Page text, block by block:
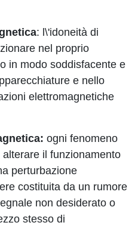
: l\'idoneità di
nel proprio
in modo soddisfacente e
e nello
elettromagnetiche
ogni fenomeno
il funzionamento
perturbazione
costituita da un rumore
non desiderato o
stesso di